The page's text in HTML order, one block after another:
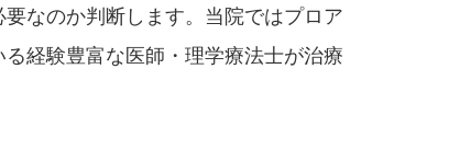
なのか判断します。当院ではプロア
経験豊富な医師・理学療法士が治療